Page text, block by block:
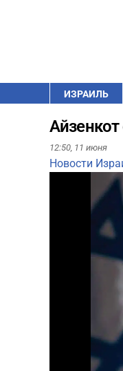
ИЗРАИЛЬ
Айзенкот
12:50, 11 июня
Новости